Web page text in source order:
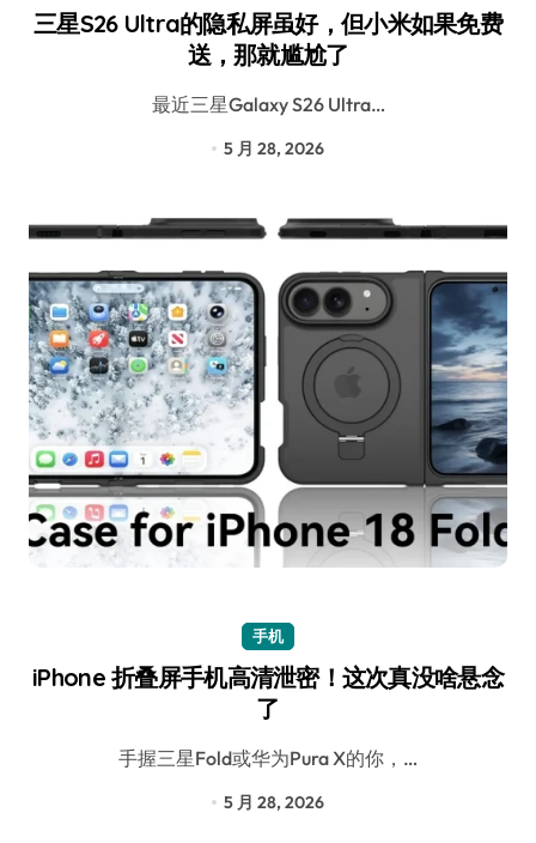
三星S26 Ultra的隐私屏虽好，但小米如果免费
送，那就尴尬了
最近三星Galaxy S26 Ultra…
5 月 28, 2026
手机
iPhone 折叠屏手机高清泄密！这次真没啥悬念
了
手握三星Fold或华为Pura X的你，…
5 月 28, 2026